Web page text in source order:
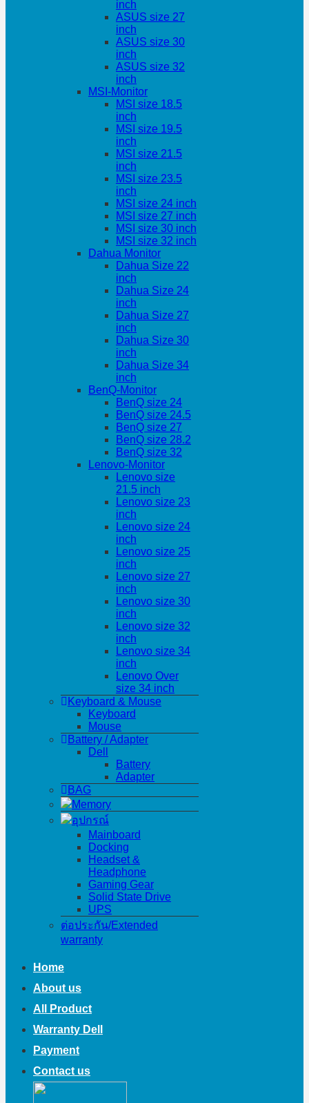
inch
ASUS size 27
inch
ASUS size 30
inch
ASUS size 32
inch
MSI-Monitor
MSI size 18.5
inch
MSI size 19.5
inch
MSI size 21.5
inch
MSI size 23.5
inch
MSI size 24 inch
MSI size 27 inch
MSI size 30 inch
MSI size 32 inch
Dahua Monitor
Dahua Size 22
inch
Dahua Size 24
inch
Dahua Size 27
inch
Dahua Size 30
inch
Dahua Size 34
inch
BenQ-Monitor
BenQ size 24
BenQ size 24.5
BenQ size 27
BenQ size 28.2
BenQ size 32
Lenovo-Monitor
Lenovo size
21.5 inch
Lenovo size 23
inch
Lenovo size 24
inch
Lenovo size 25
inch
Lenovo size 27
inch
Lenovo size 30
inch
Lenovo size 32
inch
Lenovo size 34
inch
Lenovo Over
size 34 inch
Keyboard & Mouse
Keyboard
Mouse
Battery / Adapter
Dell
Battery
Adapter
BAG
Memory
อุปกรณ์
Mainboard
Docking
Headset &
Headphone
Gaming Gear
Solid State Drive
UPS
ต่อประกัน/Extended
warranty
Home
About us
All Product
Warranty Dell
Payment
Contact us